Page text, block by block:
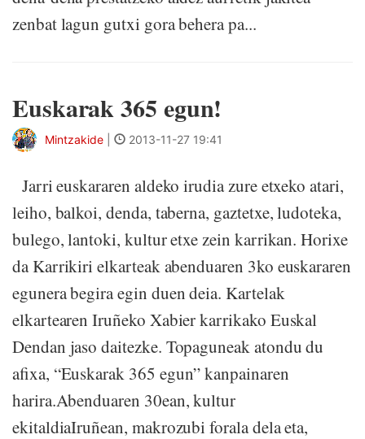
zenbat lagun gutxi gora behera pa...
Euskarak 365 egun!
Mintzakide 2013-11-27 19:41
Jarri euskararen aldeko irudia zure etxeko atari,
leiho, balkoi, denda, taberna, gaztetxe, ludoteka,
bulego, lantoki, kultur etxe zein karrikan. Horixe
da Karrikiri elkarteak abenduaren 3ko euskararen
egunera begira egin duen deia. Kartelak
elkartearen Iruñeko Xabier karrikako Euskal
Dendan jaso daitezke. Topaguneak atondu du
afixa, “Euskarak 365 egun” kanpainaren
harira.Abenduaren 30ean, kultur
ekitaldiaIruñean, makrozubi forala dela eta,